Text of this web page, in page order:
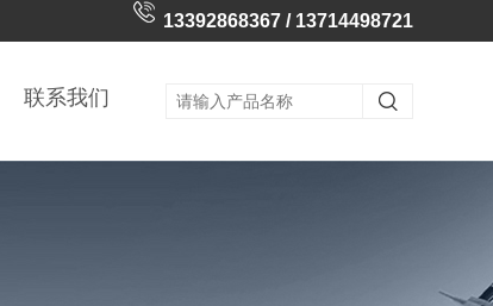
13392868367 / 13714498721
联系我们